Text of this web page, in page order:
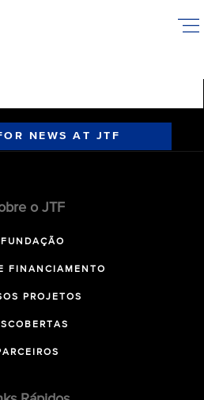
NEWS AT JTF
o JTF
FINANCIAMENTO
PROJETOS